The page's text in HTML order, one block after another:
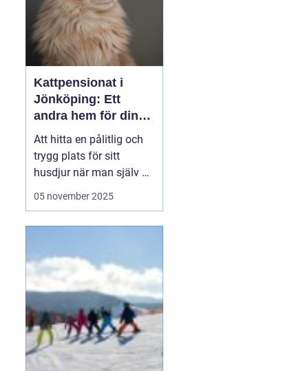
Kattpensionat i
Jönköping: Ett
andra hem för din
katt
Att hitta en pålitlig och
trygg plats för sitt
husdjur när man själv är
på resande fot kan
lösningen vara att lämna
katten...
05 november 2025